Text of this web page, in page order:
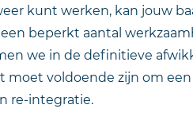
kunt werken, kan jouw
beperkt aantal
we in de definitieve
voldoende zijn om
re-integratie.